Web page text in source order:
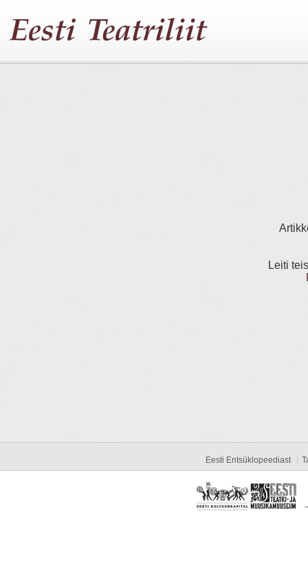
Leiti
Eesti Entsüklopeediast